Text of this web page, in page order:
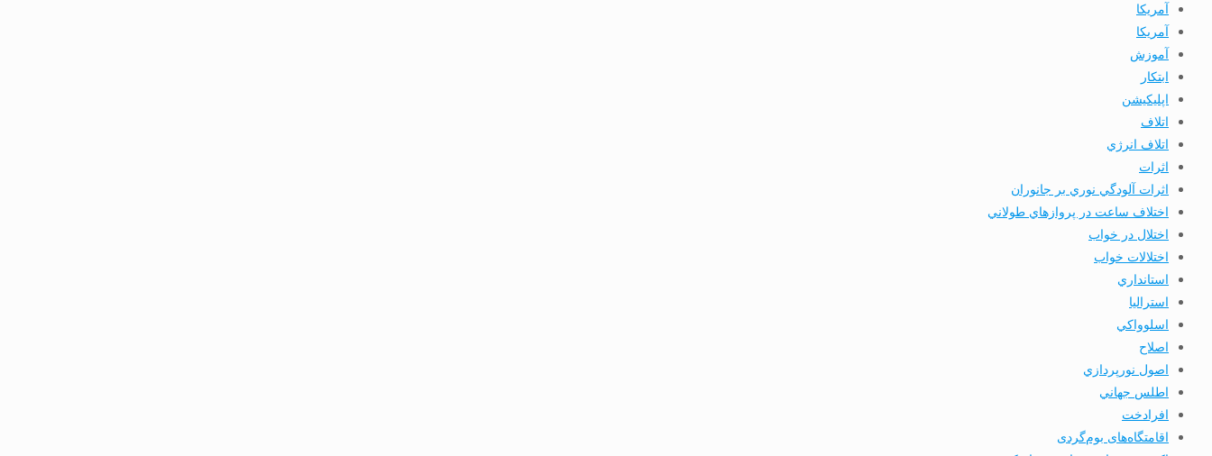
آمريكا
آمریکا
آموزش
ابتكار
اپليكيشن
اتلاف
اتلاف انرژي
اثرات
اثرات آلودگي نوري بر جانوران
اختلاف ساعت در پروازهاي طولاني
اختلال در خواب
اختلالات خواب
استانداري
استرالیا
اسلوواكي
اصلاح
اصول نورپردازي
اطلس جهاني
افرادخت
اقامتگاه‌های بوم‌گردی